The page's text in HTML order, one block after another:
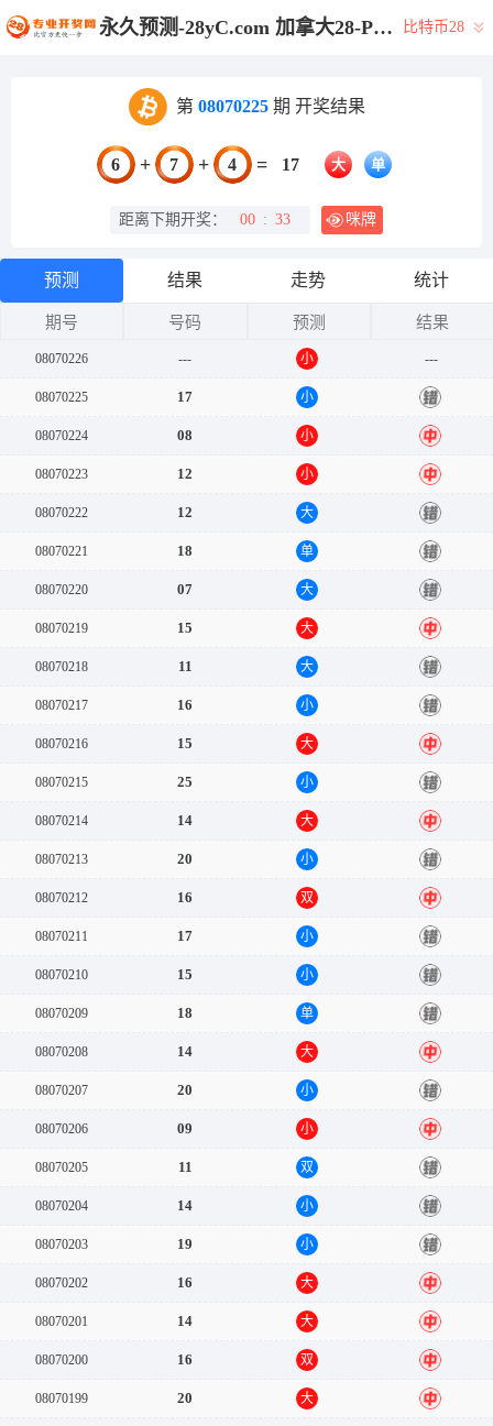
永久预测-28yC.com 加拿大28-PC预测|28结果咪牌|加拿大pc在线|加拿大28在线预测网_极致火热优质的免费预测网站！ 比特币28
第08070225 期 开奖结果
6 + 7 + 4 = 17 大 单
距离下期开奖： 00 : 33 咪牌
预测 结果 走势 统计
期号 号码 预测 结果
08070226 --- 小 ---
08070225 17 小 错
08070224 08 小 中
08070223 12 小 中
08070222 12 大 错
08070221 18 单 错
08070220 07 大 错
08070219 15 大 中
08070218 11 大 错
08070217 16 小 错
08070216 15 大 中
08070215 25 小 错
08070214 14 大 中
08070213 20 小 错
08070212 16 双 中
08070211 17 小 错
08070210 15 小 错
08070209 18 单 错
08070208 14 大 中
08070207 20 小 错
08070206 09 小 中
08070205 11 双 错
08070204 14 小 错
08070203 19 小 错
08070202 16 大 中
08070201 14 大 中
08070200 16 双 中
08070199 20 大 中